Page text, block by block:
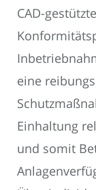
CAD-
eine
Einhaltung
und somit